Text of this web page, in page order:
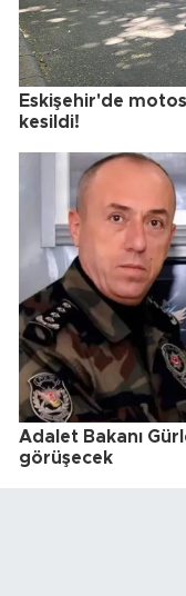
Eskişehir'de
kesildi!
Adalet Bakanı
görüşecek